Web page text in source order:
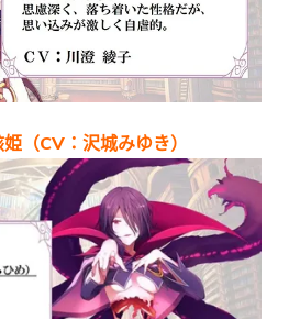
（CV：沢城みゆき）